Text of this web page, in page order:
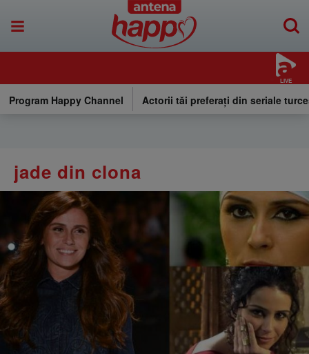
LIVE
Program Happy Channel Actorii tăi preferați din seriale
jade din clona